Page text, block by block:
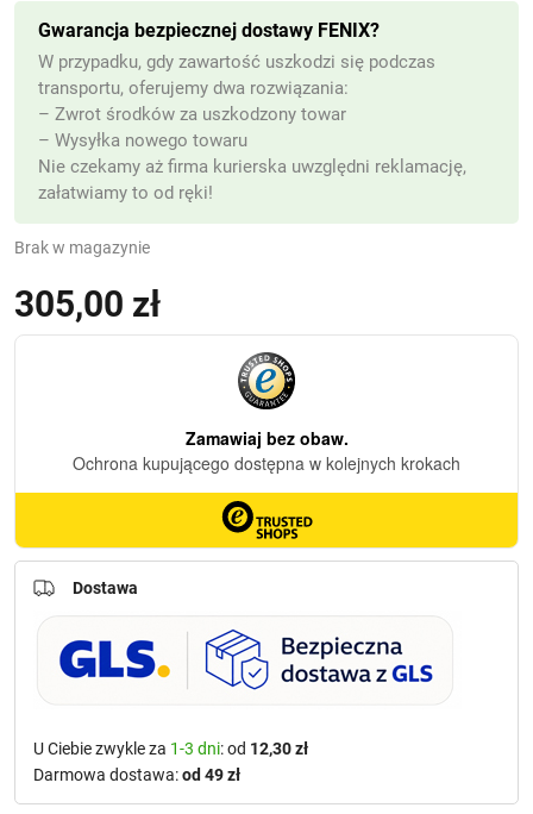
305,00 zł
Brak w magazynie
Gwarancja bezpiecznej dostawy FENIX?
W przypadku, gdy zawartość uszkodzi się podczas
transportu, oferujemy dwa rozwiązania:
– Zwrot środków za uszkodzony towar
– Wysyłka nowego towaru
Nie czekamy aż firma kurierska uwzględni reklamację,
załatwiamy to od ręki!
Dostawa
U Ciebie zwykle za 1-3 dni: od 12,30 zł
Darmowa dostawa:od 49 zł